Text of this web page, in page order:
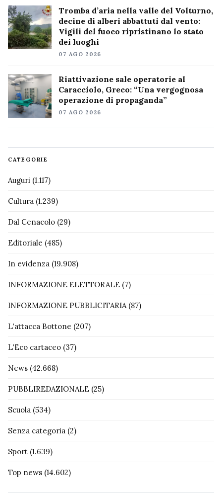
Tromba d’aria nella valle del Volturno,
decine di alberi abbattuti dal vento:
Vigili del fuoco ripristinano lo stato
dei luoghi
07 AGO 2026
Riattivazione sale operatorie al
Caracciolo, Greco: “Una vergognosa
operazione di propaganda”
07 AGO 2026
CATEGORIE
Auguri (1.117)
Cultura (1.239)
Dal Cenacolo (29)
Editoriale (485)
In evidenza (19.908)
INFORMAZIONE ELETTORALE (7)
INFORMAZIONE PUBBLICITARIA(87)
L'attacca Bottone (207)
L'Eco cartaceo (37)
News (42.668)
PUBBLIREDAZIONALE (25)
Scuola (534)
Senza categoria (2)
Sport (1.639)
Top news (14.602)